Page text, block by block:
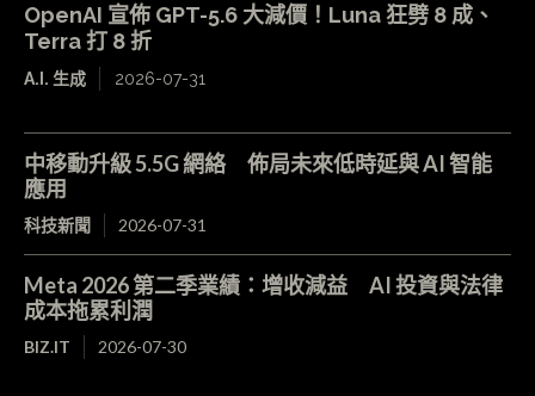
OpenAI 宣佈 GPT-5.6 大減價！Luna 狂劈 8 成、
Terra 打 8 折
A.I. 生成 2026-07-31
中移動升級 5.5G 網絡 佈局未來低時延與 AI 智能
應用
科技新聞 2026-07-31
Meta 2026 第二季業績：增收減益 AI 投資與法律
成本拖累利潤
BIZ.IT 2026-07-30